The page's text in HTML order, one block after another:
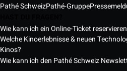
Pathé SchweizPathé-Gruppe
Wie kann ich ein Online-Ticket
Welche Kinoerlebnisse & neuen
Kinos?
Wie kann ich den Pathé Schweiz